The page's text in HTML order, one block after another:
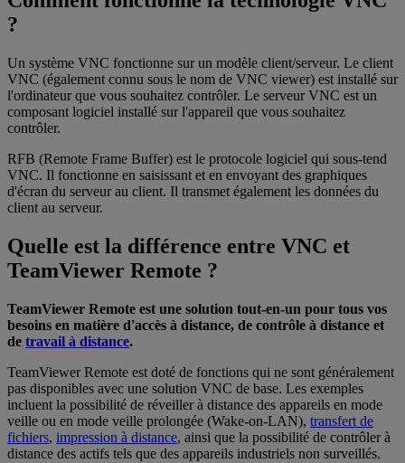
?
Un système VNC fonctionne sur un modèle client/serveur. Le client
VNC (également connu sous le nom de VNC viewer) est installé sur
l'ordinateur que vous souhaitez contrôler. Le serveur VNC est un
composant logiciel installé sur l'appareil que vous souhaitez
contrôler.
RFB (Remote Frame Buffer) est le protocole logiciel qui sous-tend
VNC. Il fonctionne en saisissant et en envoyant des graphiques
d'écran du serveur au client. Il transmet également les données du
client au serveur.
Quelle est la différence entre VNC et
TeamViewer Remote ?
TeamViewer Remote est une solution tout-en-un pour tous vos
besoins en matière d'accès à distance, de contrôle à distance et
de travail à distance.
TeamViewer Remote est doté de fonctions qui ne sont généralement
pas disponibles avec une solution VNC de base. Les exemples
incluent la possibilité de réveiller à distance des appareils en mode
veille ou en mode veille prolongée (Wake-on-LAN), transfert de
fichiers, impression à distance, ainsi que la possibilité de contrôler à
distance des actifs tels que des appareils industriels non surveillés.